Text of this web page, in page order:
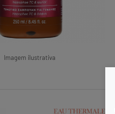
Imagem ilustrativa